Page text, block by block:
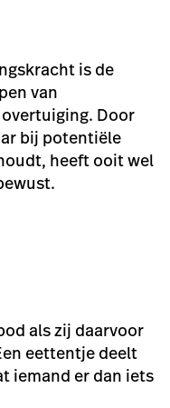
is de
van
Door
bij potentiële
heeft ooit wel
als zij daarvoor
eettentje deelt
iemand er dan iets